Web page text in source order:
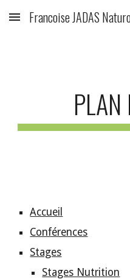
Skip to main content
Francoise JADAS
Accueil
Conférences
Stages
Stages Nutrition